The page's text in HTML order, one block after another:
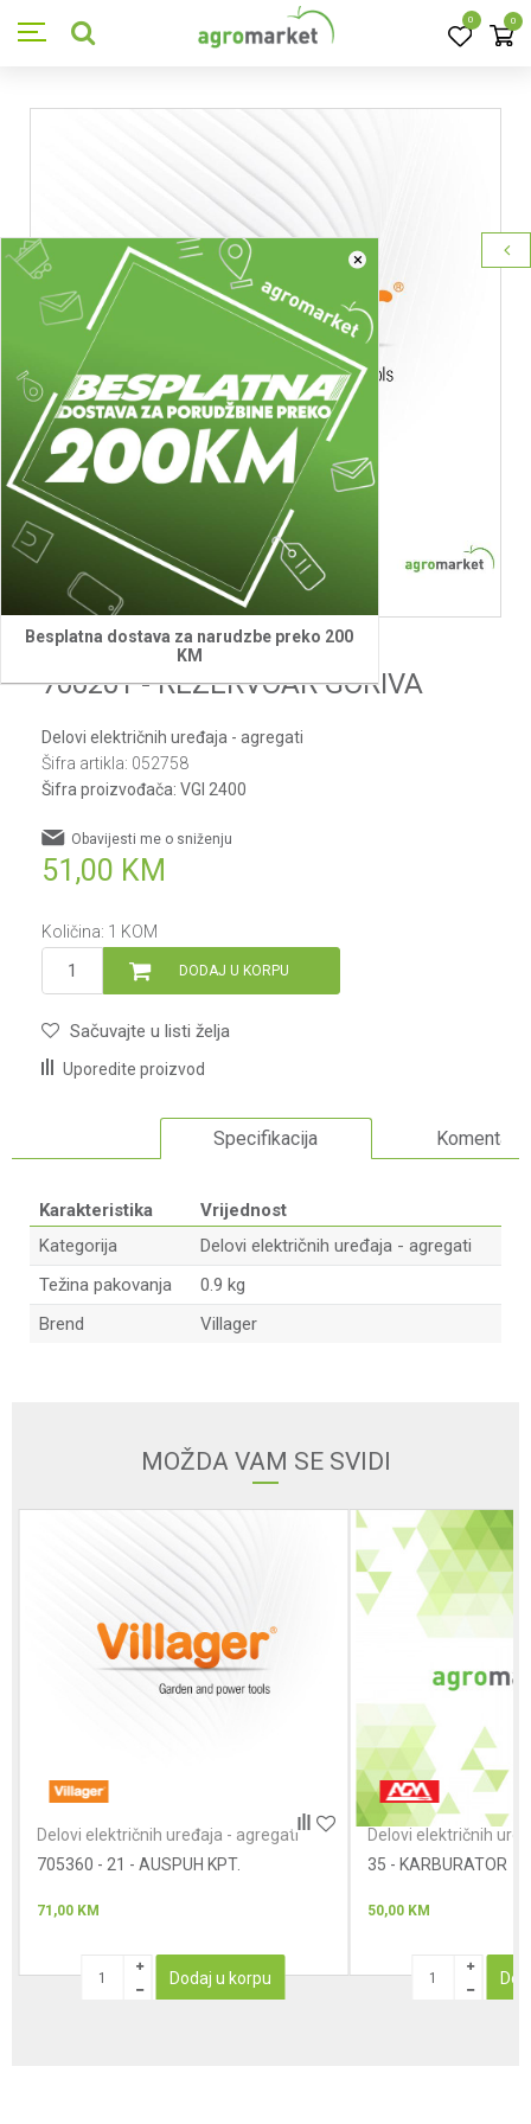
0 0
×
Besplatna dostava za narudzbe preko 200
KM
Villager
700201 - REZERVOAR GORIVA
Delovi električnih uređaja - agregati
Šifra artikla: 052758
Šifra proizvođača: VGI 2400
51,00 KM
Obavijesti me o sniženju
Količina: 1 KOM
DODAJ U KORPU
Sačuvajte u listi želja
Uporedite proizvod
Specifikacija Komentari
Karakteristika
Vrijednost
Kategorija
Delovi električnih uređaja - agregati
Težina pakovanja
0.9 kg
Brend
Villager
POŠALJI
MOŽDA VAM SE SVIDI
Delovi električnih uređaja - agregati
705360 - 21 - AUSPUH KPT.
71,00 KM
Dodaj u korpu
Delovi električnih
35 - KARBURATOR
50,00 KM